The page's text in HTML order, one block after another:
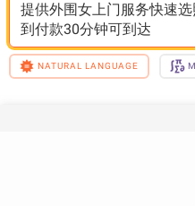
提供外围女上门服务快速
到付款30分钟可到达
NATURAL LANGUAGE